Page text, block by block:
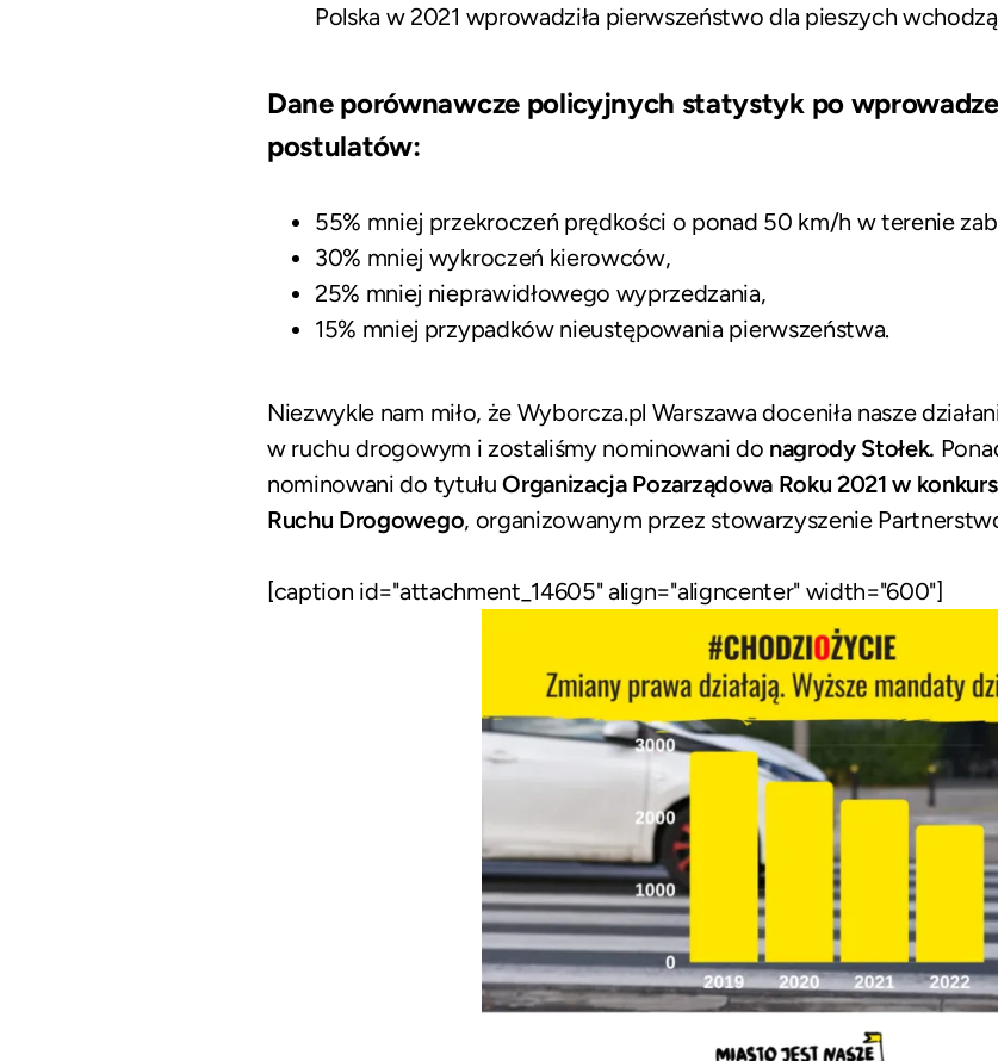
Polska w 2021 wprowadziła pierwszeństwo dla pieszych
Dane porównawcze policyjnych statystyk po
postulatów:
55% mniej przekroczeń prędkości o ponad 50 km/h w terenie
30% mniej wykroczeń kierowców,
25% mniej nieprawidłowego wyprzedzania,
15% mniej przypadków nieustępowania pierwszeństwa.
Niezwykle nam miło, że Wyborcza.pl Warszawa doceniła nasze
w ruchu drogowym i zostaliśmy nominowani do nagrody Stołek.
nominowani do tytułuOrganizacja Pozarządowa Roku 2021 w
Ruchu Drogowego, organizowanym przez stowarzyszenie
[caption id="attachment_14605" align="aligncenter" width="600"]